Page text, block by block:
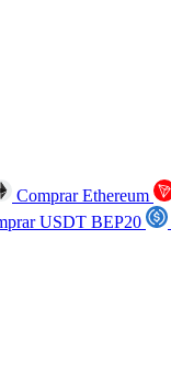
Comprar Ethereum
USDT BEP20